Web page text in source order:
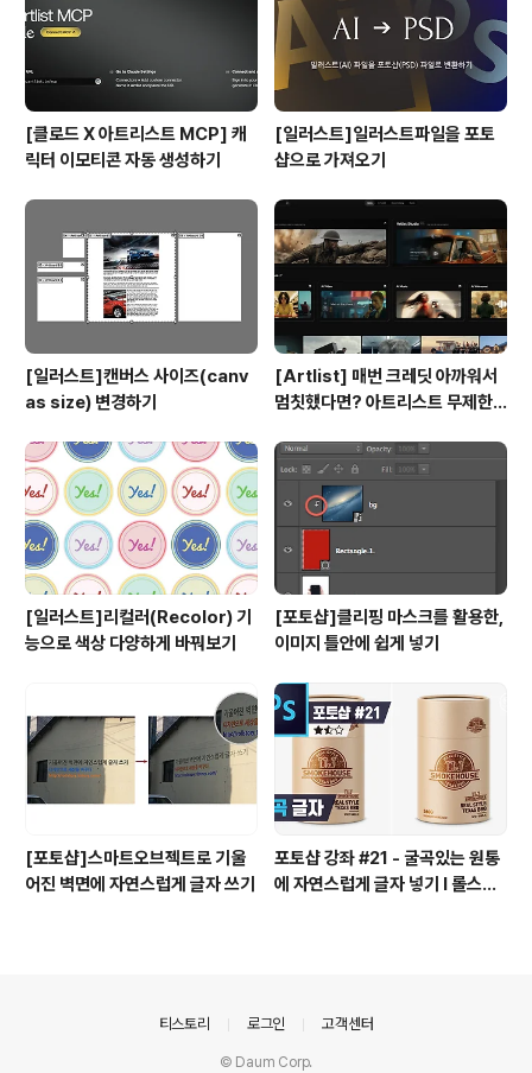
[클로드 X 아트리스트 MCP] 캐
릭터 이모티콘 자동 생성하기
[일러스트]일러스트파일을 포토
샵으로 가져오기
[일러스트]캔버스 사이즈(canv
as size) 변경하기
[Artlist] 매번 크레딧 아까워서
멈칫했다면? 아트리스트 무제한
[일러스트]리컬러(Recolor) 기
능으로 색상 다양하게 바꿔보기
[포토샵]클리핑 마스크를 활용한,
이미지 틀안에 쉽게 넣기
[포토샵]스마트오브젝트로 기울
어진 벽면에 자연스럽게 글자 쓰기
포토샵 강좌 #21 - 굴곡있는 원통
에 자연스럽게 글자 넣기 I 롤스토
티스토리 로그인 고객센터
© Daum Corp.